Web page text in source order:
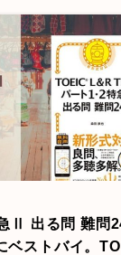
Ⅱ 出る問 難問
ベストバイ。